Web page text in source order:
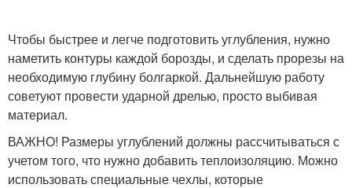
Чтобы быстрее и легче подготовить углубления, нужно
наметить контуры каждой борозды, и сделать прорезы на
необходимую глубину болгаркой. Дальнейшую работу
советуют провести ударной дрелью, просто выбивая
материал.
ВАЖНО! Размеры углублений должны рассчитываться с
учетом того, что нужно добавить теплоизоляцию. Можно
использовать специальные чехлы, которые